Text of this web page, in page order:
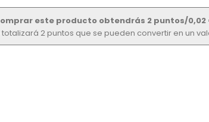
este producto obtendrás 2 puntos/0,02
totalizará 2 puntos que se pueden convertir en un